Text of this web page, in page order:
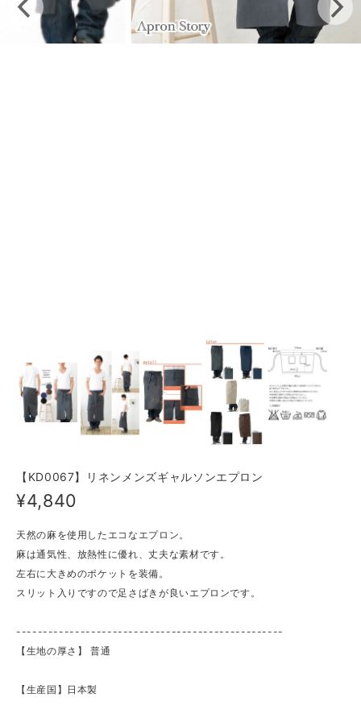
【KD0067】リネンメンズギャルソンエプロン
¥4,840
天然の麻を使用したエコなエプロン。
麻は通気性、放熱性に優れ、丈夫な素材です。
左右に大きめのポケットを装備。
スリット入りですので足さばきが良いエプロンです。
--------------------------------------------------
【生地の厚さ】 ​普通
【生産国】日本製